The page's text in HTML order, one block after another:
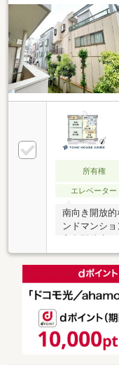
所有権
エレベーター
南向き開放
ンドマンシ
分・南向き
ーム住戸済
なヴィンテ
が充実した
はの高品質